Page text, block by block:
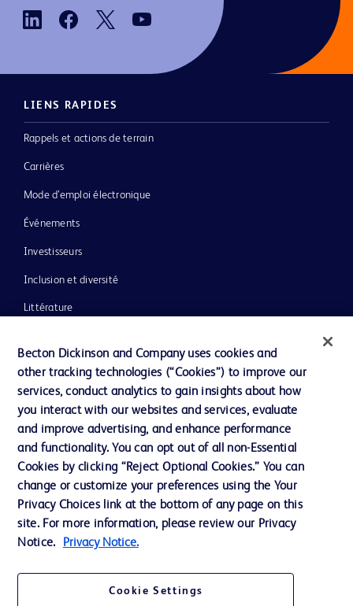
LIENS RAPIDES
Rappels et actions de terrain
Carrières
Mode d’emploi électronique
Événements
Investisseurs
Inclusion et diversité
Littérature
Notre entreprise
Éthique et conformité
Assistance
Nous contacter
Préférences en matière de cookies
Confidentialité
Accessibilité du site Web
Becton Dickinson and Company uses cookies and
other tracking technologies (“Cookies”) to improve our
services, conduct analytics to gain insights about how
you interact with our websites and services, evaluate
and improve advertising, and enhance performance
and functionality. You can opt out of all non-Essential
Cookies by clicking “Reject Optional Cookies.” You can
change or customize your preferences using the Your
Privacy Choices link at the bottom of any page on this
site. For more information, please review our Privacy
Notice.
Privacy Notice.
Cookie Settings